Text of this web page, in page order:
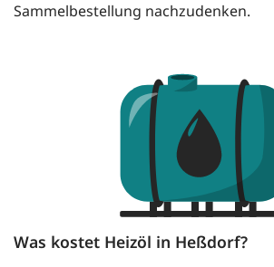
Sammelbestellung nachzudenken.
Was kostet Heizöl in Heßdorf?